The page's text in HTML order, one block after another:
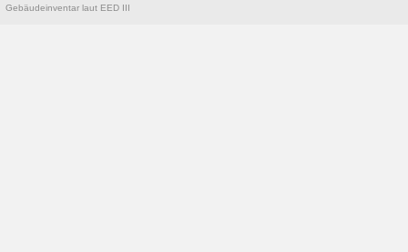
Gebäudeinventar laut EED III